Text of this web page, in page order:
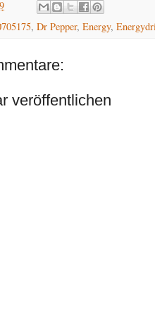
, Dr Pepper, Energy,
veröffentlichen